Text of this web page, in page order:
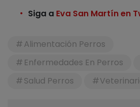
Siga a Eva San Martín en
Alimentación Perros
Enfermedades En Perros
Salud Perros